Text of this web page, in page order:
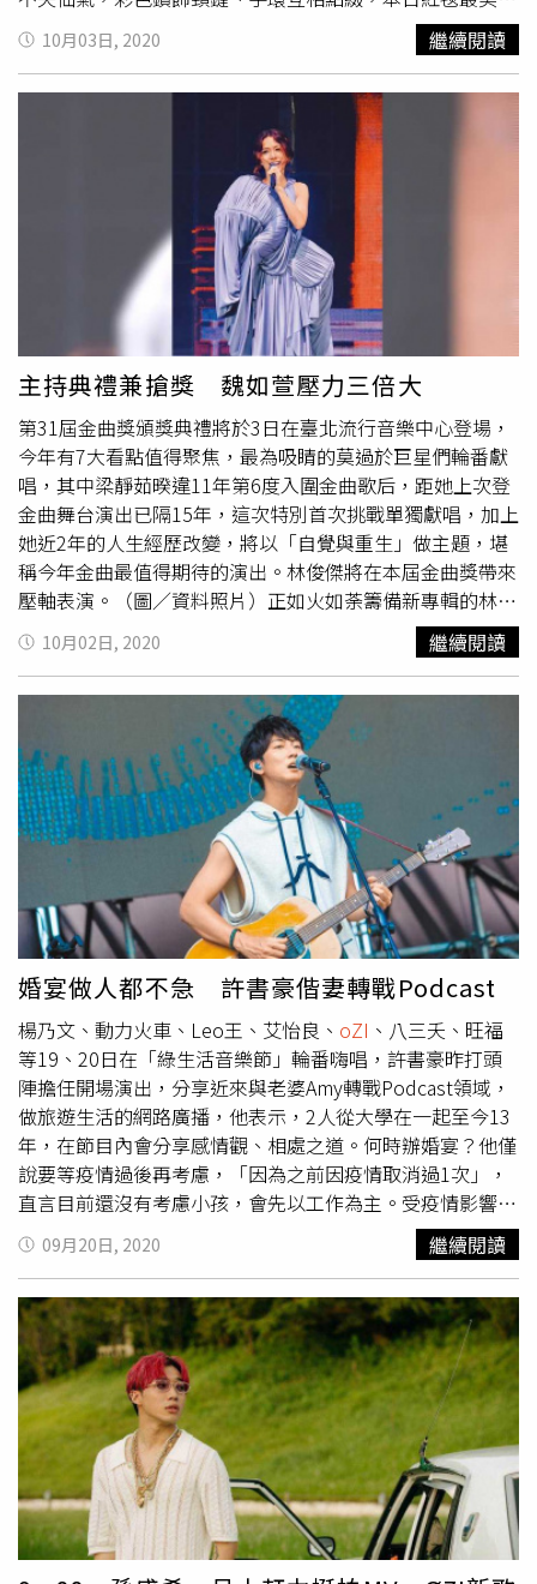
有疑問！徐若瑄（圖／攝影組）特殊剪裁袖型加上Cut-out
設計，讓性感也能帶有個性，亮眼的紫色將膚色襯托得更加
白皙，就算沒入圍紅毯第二美也是穩穩入袋。Ella（圖／攝
影組）帥氣的平口褲裝，腰間的菱形拼接和蛇形手環、耳環
互相呼應，率性俐落卻不失女性感的穿搭和Ella十分搭配，
紅毯第三美就放心交給她！梁靜茹（圖／攝影組）沒有失誤
的彩色渲染印花深Ｖ洋裝，加上招牌的柔順長直髮，相較今
年男星們各種大膽色彩搭配，梁靜茹的渲染印花可以說是美
得很恰當！魏如萱（圖／攝影組）帥氣俐落的短髮搭上黑白
配色GUCCI訂製西裝，背後還是特別訂製自己的星座圖案綴
飾，配件簡單的以同樣中性感的頸鏈與戒子搭配，內搭馬甲
式上衣，帥氣之中不失小小性感。孫盛希（圖／攝影組）本
來不會出錯的黑色洋裝，特殊胸前挖空剪裁加上Bra外露？
只能說可以把以前的孫盛希還給我們嗎？人紅是非多的高爾
宣，以白色襯衫搭配絲瓜領西裝外套、誇張鑽鏈和黑色西裝
褲，已經成為年輕一代的音樂人的標配。Leo王一身Louis
Vuitton綁帶式剪裁西裝，加上高挑身高，讓平常的粗獷形
象立馬變得時髦起來，對比整個走「休閒」的春艷，一身綠
色休閒裝，讓人有種小綠人的即視感。楊乃文（圖／攝影
組）率性的酒紅色褲裝，就算不多加裝飾也依舊充滿風格，
多層次疊搭出份量感，加上領口的細緻鑽鏈別具特色。瑪
麗、蔡旻佑（圖／攝影組）瑪麗安全牌粉膚色系禮服加上滿
滿鑽飾，只能說無功無過做好陪襯的角色，可惜瀏海有點厚
重枉費禮服的透明感。蔡旻佑黑色正裝搭上小立領襯衫與緞
面領結，可惜利用光澤感呈現的圖案不夠明顯，反而有種肚
子有坨東西的誤會，還看不清楚是誰的頭像，浪費了巧思算
是小小失算。唐貓（圖／攝影組）充滿潮流感的寬鬆感西
裝，搭上金屬粗鏈、指環等配件，懂的深淺搭配讓人不會有
黑壓壓一片的感覺，每個人的個人特色都顧到了，組在一起
也十分和諧，讓人眼睛一亮。持修（圖／攝影組）特殊束袖
西裝搭上黑長髮沒問題，但配上紅白條紋稍顯有點卡通感，
還有寶可夢球和口袋裡的卡片...寶可夢大師之路應該不遠
了....茄子蛋（圖／攝影組）以特殊色搭配沈穩色調讓人眼睛
一亮，但是三個人像是幾套西裝互相拆裝混搭，稍嫌偷懶之
外，還讓人忍不住想要連連看....快把褲子還給人家！黃宣
（圖／攝影組）去年表現出色的黃宣，今年又再帥一波，整
套綠色GUCCI三件式西裝，搭上貝蕾帽、耳環，就算光頭也
是真的私心給帥！ØZI（圖／攝影組）紫色頭髮也沒幾個人
Hold的住，ØZI就先算一個！充滿個性的皮革外套、皮褲加
上天藍色高領、多層次金屬鏈，最後在一雙卯釘裝飾皮靴，
充滿個性搖滾的裝扮帥度又加一成！9m88（圖／攝影組）
亮橘色短髮和ØZI是不是講好？搭配綴滿亮片的橘色短洋
裝，跟橘色短髮十分搭配，也算是有巧思，只可惜除此之外
好像也沒啥好提？！（咦）滅火器（圖／攝影組）色系和剪
裁都十分互相搭配，大地色、黑色、紫色互相穿插，細節該
有的也有，算是本日團體穿搭好的範本！請大家可以不要再
用黑色蒙混過關了好嗎～阿爆 阿仍仍（圖／攝影組）誇張
墊肩的深Ｖ連身褲裝很適合她，配件採用帶有原住民文化風
格配飾，可惜羽毛耳環和寬頸鏈稍嫌打架，可以擇一會更加
俐落、出色。J.Sheon（圖／攝影組）迷彩印花西裝搭上工
裝風格的裝飾口袋背心，壓低太過凌亂、休閒的感覺，再加
上軍靴來加強整體感，黑色短髮跟西裝色調互相呼應，帥。
10月03日, 2020 繼續閱讀
主持典禮兼搶獎 魏如萱壓力三倍大
第31屆金曲獎頒獎典禮將於3日在臺北流行音樂中心登場，
今年有7大看點值得聚焦，最為吸睛的莫過於巨星們輪番獻
唱，其中梁靜茹暌違11年第6度入圍金曲歌后，距她上次登
金曲舞台演出已隔15年，這次特別首次挑戰單獨獻唱，加上
她近2年的人生經歷改變，將以「自覺與重生」做主題，堪
稱今年金曲最值得期待的演出。林俊傑將在本屆金曲獎帶來
壓軸表演。（圖／資料照片）正如火如荼籌備新專輯的林俊
傑，在本屆金曲將攜手演奏家黃裕翔與小提琴家蘇子茵，帶
來跨領域的壓軸表演。田馥甄則將利用燈光科技帶來迷幻且
具穿透力的「田式風格」獨特表演。而風光入圍5項大獎的
王若琳也將透過獨特音色，帶領眾人沉醉在金曲魅力之夜。
第2大看點是入圍6項大獎的魏如萱獨挑典禮主持大梁，她雖
坦言壓力比當入圍者與評審大上3倍，但也期待能以自己獨
特又輕鬆的主持方式呈現這場音樂盛會，到時她的專輯《藏
著並不等於遺忘》能收下幾座獎項，也是粉絲密切關注的焦
點。看點3是精采頒獎陣容，除動力火車、艾怡良、茄子
蛋、Leo王、孫盛希、王柏傑、陳珊妮等確定頒獎名單，據
傳徐若瑄、Ella、蔡依林也受邀擔任頒獎嘉賓，蔡依林還開
玩笑表示找到漂亮戰袍才現身，令人期待。今年金曲歌后組
入圍廝殺慘烈，是本屆第4大看點，堪稱地獄組的角逐者包
含梁靜茹、楊乃文、鄧紫棋、魏如萱、王若琳及許哲珮，結
果揭曉的那一刻，絕對將是典禮高潮。台語歌后的大混戰也
不惶多讓，是第5大看點，潘越雲、王瑞霞、張涵雅、朱海
君、杜忻恬同場較勁，多數都已入圍過，誰能成功開胡引人
關注。看點6是瘦子E.SO、OZI和9m88的超炸演出，瘦子
E.SO將偕同弦樂團「曜爆甘音樂工作室」與管樂團「音樂
工人」聯手演出。OZI及9m88也將帶來耳目一新的表演，
OZI去年拿下最佳新人獎，9m88也在今年入圍該獎，演出
勢必炸翻舞台。看點7則是資深唱將攜手新生代歌手的多母
語歌曲融合演出，舒米恩、羅文裕、羅時豐、葛西瓦、楊淑
喻、許富凱及「馬蘭吟唱隊」蔣進興、鄭榮喜、郭美玉、林
宜瑩4位老師將一同表演，完美詮釋本屆主題「生命力」所
蘊藏的韌性與希望。
10月02日, 2020 繼續閱讀
婚宴做人都不急 許書豪偕妻轉戰Podcast
楊乃文、動力火車、Leo王、艾怡良、 oZI 、八三夭、旺福
等19、20日在「綠生活音樂節」輪番嗨唱，許書豪昨打頭
陣擔任開場演出，分享近來與老婆Amy轉戰Podcast領域，
做旅遊生活的網路廣播，他表示，2人從大學在一起至今13
年，在節目內會分享感情觀、相處之道。何時辦婚宴？他僅
說要等疫情過後再考慮，「因為之前因疫情取消過1次」，
直言目前還沒有考慮小孩，會先以工作為主。受疫情影響，
許書豪先前許多工作暫緩，有更多時間創作，他邀好友一起
寫歌、玩滑板、練滑雪及研究食譜，「疫情期間在家時間變
多，開始下廚學做菜」。旺福透露近來正籌備新專輯，預告
新歌將在10月11日「旺聖節演唱會」演唱，「今年主題符
合當下氛圍，神祕演出嘉賓邀來意想不到的國際巨星」。八
三夭主唱阿璞表示，「希望未來這場活動可以常舉辦，讓台
北人有享受音樂的地方」。
09月20日, 2020 繼續閱讀